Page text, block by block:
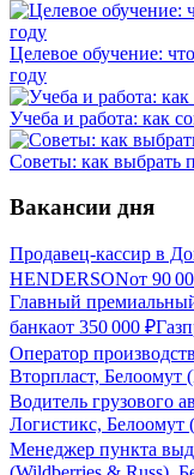
Целевое обучение:
году
Учеба и работа: как
Советы: как выбрать
Вакансии дня
Продавец-кассир в
HENDERSONот 90
Главный
банкаот 350 000 ₽
Оператор
Вторпласт, Белоомут
Водитель грузового
Логистикс, Белоомут
Менеджер пункта